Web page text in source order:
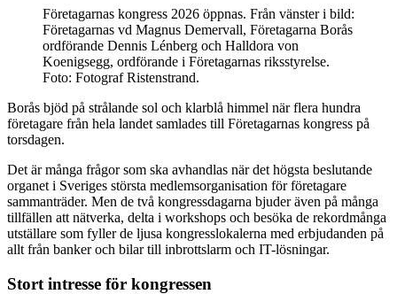
Företagarnas kongress 2026 öppnas. Från vänster i bild:
Företagarnas vd Magnus Demervall, Företagarna Borås
ordförande Dennis Lénberg och Halldora von
Koenigsegg, ordförande i Företagarnas riksstyrelse.
Foto: Fotograf Ristenstrand.
Borås bjöd på strålande sol och klarblå himmel när flera hundra
företagare från hela landet samlades till Företagarnas kongress på
torsdagen.
Det är många frågor som ska avhandlas när det högsta beslutande
organet i Sveriges största medlemsorganisation för företagare
sammanträder. Men de två kongressdagarna bjuder även på många
tillfällen att nätverka, delta i workshops och besöka de rekordmånga
utställare som fyller de ljusa kongresslokalerna med erbjudanden på
allt från banker och bilar till inbrottslarm och IT-lösningar.
Stort intresse för kongressen